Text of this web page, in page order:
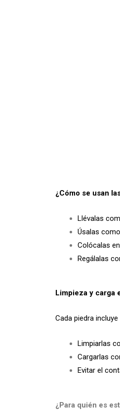
¿Cómo se usan
Llévalas
Úsalas
Colócalas
Regálalas
Limpieza y carga
Cada piedra
Limpiarlas
Cargarlas
Evitar el
¿Para quién es